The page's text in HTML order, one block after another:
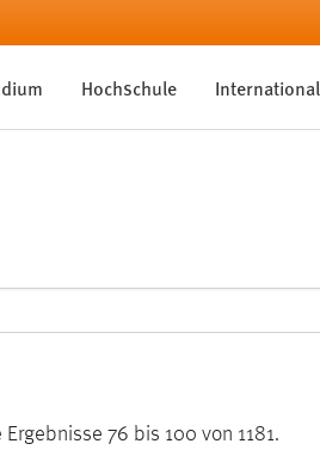
Hochschule International
Ergebnisse 76 bis 100 von 1181.